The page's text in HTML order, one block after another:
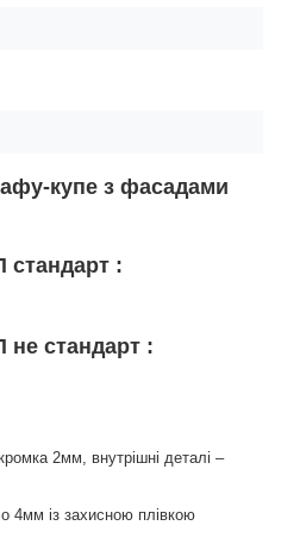
купе з фасадами
стандарт :
не стандарт :
2мм, внутрішні деталі –
4мм із захисною плівкою